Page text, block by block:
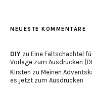
NEUESTE KOMMENTARE
DIY zu Eine Faltschachtel
Vorlage zum Ausdrucken
Kirsten zu Meinen
es jetzt zum Ausdrucken